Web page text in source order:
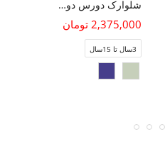
شلوارک دورس دو نخ (ست با کد 11478)
2,375,000 تومان
3سال تا 15سال